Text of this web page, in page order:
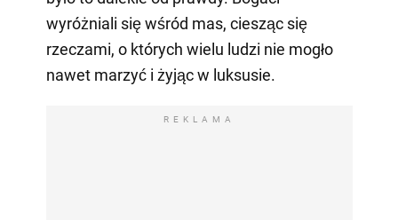
wyróżniali się wśród mas, ciesząc się
rzeczami, o których wielu ludzi nie mogło
nawet marzyć i żyjąc w luksusie.
REKLAMA